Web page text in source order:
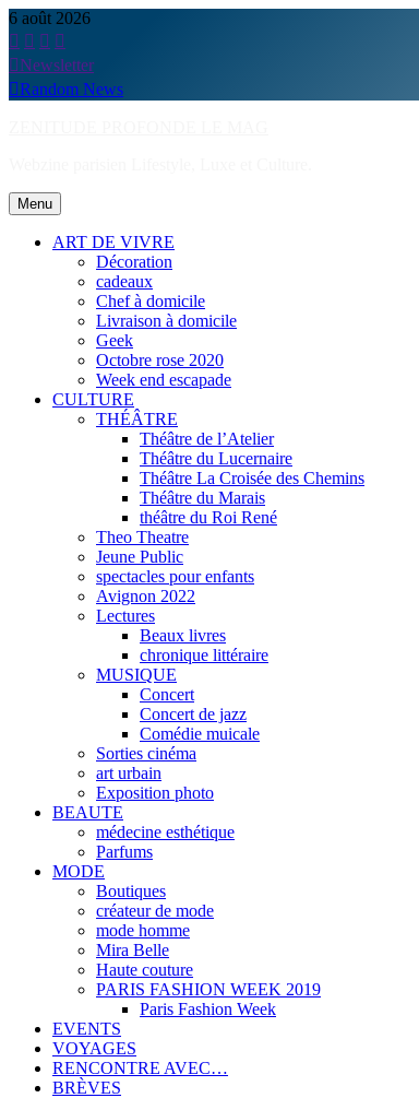
Skip
to
content
6 août 2026
Newsletter
Random News
Menu
ART DE VIVRE
Décoration
cadeaux
Chef à domicile
Livraison à domicile
Geek
Octobre rose 2020
Week end escapade
CULTURE
THÉÂTRE
Théâtre de l’Atelier
Théâtre du Lucernaire
Théâtre La Croisée des Chemins
Théâtre du Marais
théâtre du Roi René
Theo Theatre
Jeune Public
spectacles pour enfants
Avignon 2022
Lectures
Beaux livres
chronique littéraire
MUSIQUE
Concert
Concert de jazz
Comédie muicale
Sorties cinéma
art urbain
Exposition photo
BEAUTE
médecine esthétique
Parfums
MODE
Boutiques
créateur de mode
mode homme
Mira Belle
Haute couture
PARIS FASHION WEEK 2019
Paris Fashion Week
EVENTS
VOYAGES
RENCONTRE AVEC…
BRÈVES